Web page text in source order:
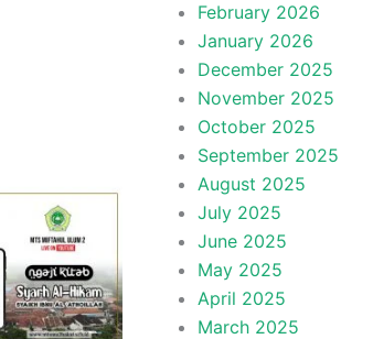
February 2026
January 2026
December 2025
November 2025
October 2025
September 2025
August 2025
July 2025
June 2025
May 2025
April 2025
March 2025